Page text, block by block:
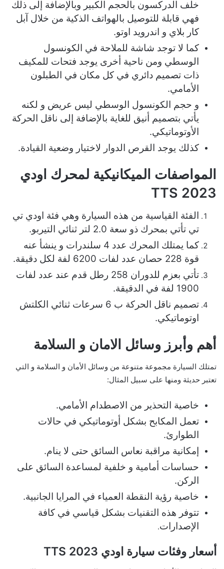
خلف الدركسون بالحجم الكبير وبالإضافة إلى ذلك
فهي قابلة للتوصيل بالهواتف الذكية من خلال آبل
كار بلاي و اندرويد اوتو.
كما لا توجد شاشة للملاحة في الكونسول
الوسطي ومن ناحية أخرى يوجد فتحات للمكيف
ذات تصميم دائري في كل مكان في الطبلون
الأمامي.
و حجم الكونسول الوسطي ليس عريض و لكنه
يأتي بتصميم أنيق للغاية بالإضافة إلى ناقل الحركة
الأوتوماتيكي.
كذلك يوجد القرص الدوار لاختيار وضعية القيادة.
المواصفات الميكانيكية لمحرك اودي
TTS 2023
الفئة القياسية من هذه السيارة وهي فئة اودي تي
تي تأتي بمحرك ذو سعة 2.0 لتر ثنائي التيربو.
كما يمتلك المحرك عدد 4 سلندرات و ينشأ عنه
قوة 228 حصان عدد لفات 6200 لفة لكل دقيقة.
تأتي بعزم للدوران 258 رطل قدم عند عدد لفات
1900 لفة في الدقيقة.
تصميم ناقل الحركة ب 6 سرعات ثنائي الكلتش
اوتوماتيكي.
أهم وأبرز وسائل الامان و السلامة
تمتلك السيارة مجموعة متنوعة من وسائل الأمان و السلامة و التي
تعتبر حديثة ومنها على سبيل المثال:
خاصية التحذير من الاصطدام الأمامي.
تعمل المكابح بشكل أوتوماتيكي في حالات
الطوارئ.
إمكانية مراقبة نعاس السائق حتى لا ينام.
حساسات أمامية و خلفية لمساعدة السائق على
الركن.
خاصية رؤية النقطة العمياء في المرايا الجانبية.
تتوفر هذه التقنيات بشكل قياسي في كافة
الإصدارات.
أسعار وفئات سيارة اودي TTS 2023